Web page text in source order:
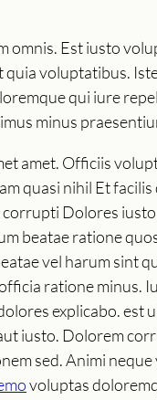
omnis. Est iusto
voluptatibus.
qui iure
minus
amet. Officiis
quasi nihil Et
Dolores
beatae ratione
vel harum sint
ratione minus.
explicabo. est
iusto. Dolorem
sed. Animi
voluptas